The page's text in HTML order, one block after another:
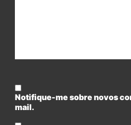
Notifique-me sobre novos
mail.